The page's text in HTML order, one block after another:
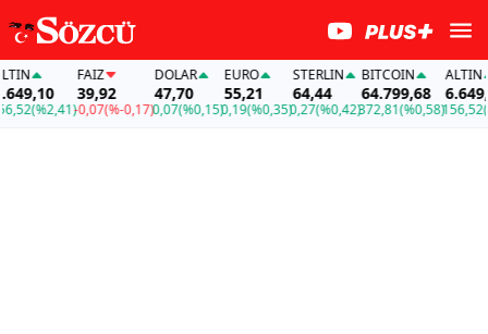
(%2,41)
FAİZ
39,92
-0,07(%-0,17)
DOLAR
47,70
0,07(%0,15)
EURO
55,21
0,19(%0,35)
STERLIN
64,44
0,27(%0,42)
BITCOIN
64.799,68
372,81(%0,58)
ALTIN
6.649,10
156,52